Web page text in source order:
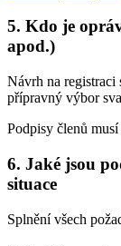
5. Kdo je
apod.)
Návrh na registraci
přípravný výbor
Podpisy členů
6. Jaké jsou
situace
Splnění všech